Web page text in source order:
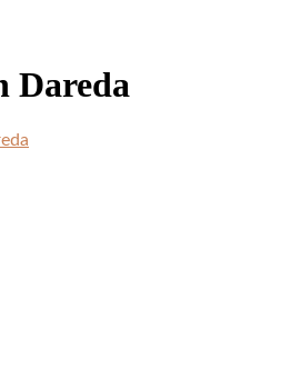
Dareda